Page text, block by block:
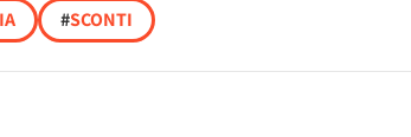
#SCONTI